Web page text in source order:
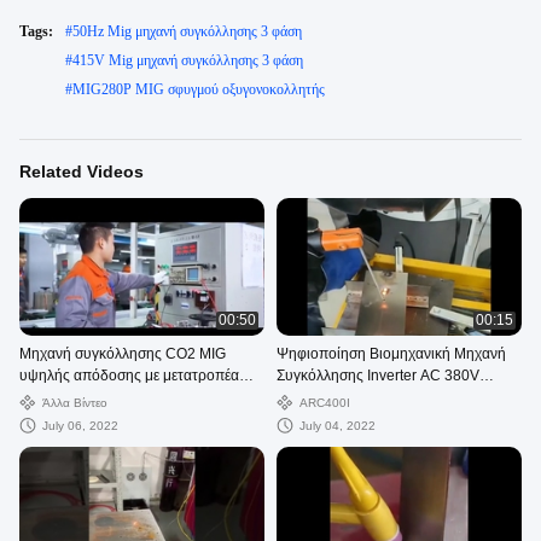
Tags: #50Hz Mig μηχανή συγκόλλησης 3 φάση
#415V Mig μηχανή συγκόλλησης 3 φάση
#MIG280P MIG σφυγμού οξυγονοκολλητής
Related Videos
00:50
Μηχανή συγκόλλησης CO2 MIG
υψηλής απόδοσης με μετατροπέα
σωλήνων IGBT
Άλλα Βίντεο
July 06, 2022
00:15
Ψηφιοποίηση Βιομηχανική Μηχανή
Συγκόλλησης Inverter AC 380V
Φορητό
ARC400I
July 04, 2022